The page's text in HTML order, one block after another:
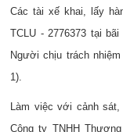
Các tài xế khai, lấy
TCLU - 2776373 tại
Người chịu trách
1).
Làm việc với cảnh
Công ty TNHH